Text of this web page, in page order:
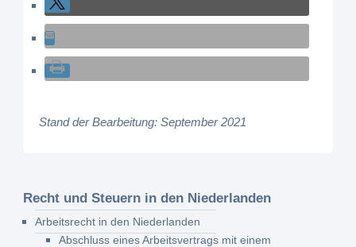
Stand der Bearbeitung: September 2021
Recht und Steuern in den Niederlanden
Arbeitsrecht in den Niederlanden
Abschluss eines Arbeitsvertrags mit einem